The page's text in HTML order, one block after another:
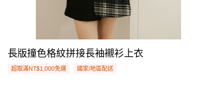
長版撞色格紋拼接長袖襯衫上衣
超取滿NT$1,000免運 國家/地區配送